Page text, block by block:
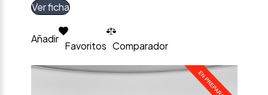
Ver ficha
Añadir
Favoritos Comparador